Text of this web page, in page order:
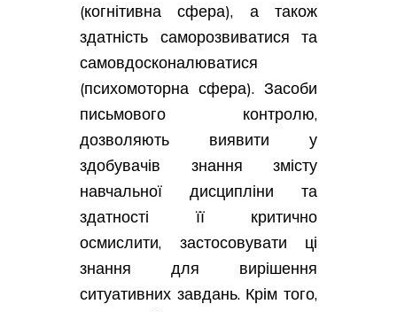
(когнітивна сфера), а також
здатність саморозвиватися та
самовдосконалюватися
(психомоторна сфера). Засоби
письмового контролю,
дозволяють виявити у
здобувачів знання змісту
навчальної дисципліни та
здатності її критично
осмислити, застосовувати ці
знання для вирішення
ситуативних завдань. Крім того,